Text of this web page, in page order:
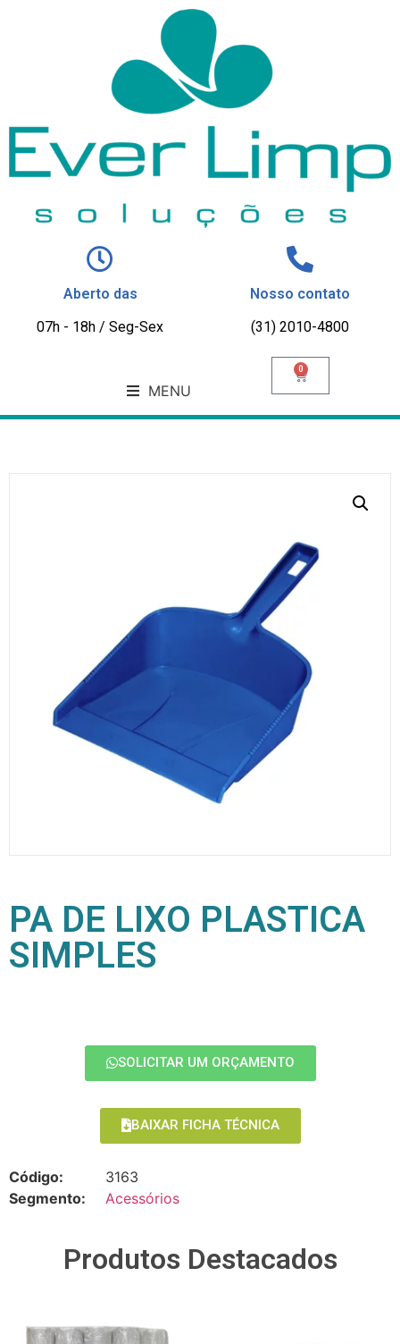
Aberto das
07h - 18h / Seg-Sex
Nosso contato
(31) 2010-4800
MENU
0
PA DE LIXO PLASTICA
SIMPLES
SOLICITAR UM ORÇAMENTO
BAIXAR FICHA TÉCNICA
Código:
3163
Segmento:
Acessórios
Produtos Destacados